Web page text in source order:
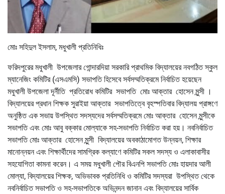
মোঃ সহিদুল ইসলাম, মধুখালী প্রতিনিধিঃ
ফরিদপুরের মধুখালী উপজেলার গোন্দারদিয়া সরকারি প্রাথমিক বিদ্যালয়ের নবগঠিত স্কুল
ম্যানেজিং কমিটির (এসএমসি) সভাপতি হিসেবে সর্বসম্মতিক্রমে নির্বাচিত হয়েছেন
মধুখালী উপজেলা দূর্নীতি প্রতিরোধ কমিটির সভাপতি মোঃ আক্তার হোসেন মুন্সী ।
বিদ্যালয়ের প্রধান শিক্ষক সুরাইয়া আক্তার সভাপতিত্বে বৃহস্পতিবার বিদ্যালয় প্রাঙ্গণে
অনুষ্ঠিত এক সভায় উপস্থিত সদস্যদের সর্বসম্মতিক্রমে মোঃ আক্তার হোসেন মুন্সীকে
সভাপতি এবং মোঃ আবু বক্কার মোল্যাকে সহ-সভাপতি নির্বাচিত করা হয়। নবনির্বাচিত
সভাপতি মোঃ আক্তার হোসেন মুন্সী বিদ্যালয়ের অবকাঠামোগত উন্নয়ন, শিক্ষার
মানোন্নয়ন এবং শিক্ষার্থীদের সামগ্রিক কল্যাণে কমিটির সকল সদস্য ও এলাকাবাসীর
সহযোগিতা কামনা করেন। এ সময় মধুখালী পৌর বিএনপি সভাপতি মোঃ হায়দার আলী
মোল্যা, বিদ্যালয়ের শিক্ষক, অভিভাবক প্রতিনিধি ও কমিটির সদস্যরা উপস্থিত থেকে
নবনির্বাচিত সভাপতি ও সহ-সভাপতিকে অভিনন্দন জানান এবং বিদ্যালয়ের সার্বিক